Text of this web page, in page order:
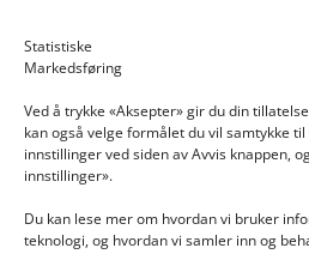
Statistiske
Markedsføring
Ved å trykke «Aksepter» gir du din
kan også velge formålet du vil samtykke til
innstillinger ved siden av Avvis knappen,
innstillinger».
Du kan lese mer om hvordan vi bruker
teknologi, og hvordan vi samler inn og